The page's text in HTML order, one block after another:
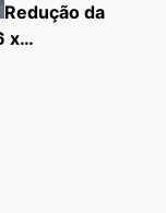
Redução da
x…